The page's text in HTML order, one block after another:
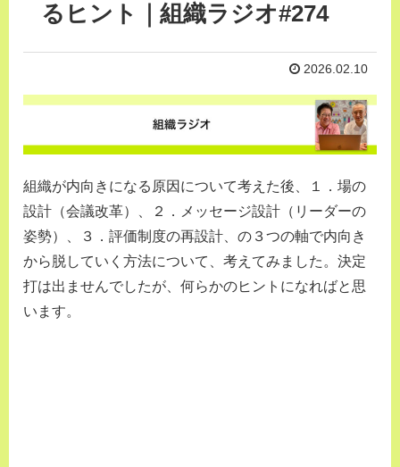
るヒント｜組織ラジオ#274
2026.02.10
組織が内向きになる原因について考えた後、１．場の
設計（会議改革）、２．メッセージ設計（リーダーの
姿勢）、３．評価制度の再設計、の３つの軸で内向き
から脱していく方法について、考えてみました。決定
打は出ませんでしたが、何らかのヒントになればと思
います。